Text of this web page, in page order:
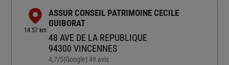
14.57 km
ASSUR CONSEIL PATRIMOINE CECILE
GUIBORAT
48 AVE DE LA REPUBLIQUE
94300 VINCENNES
4,7/5Note de 4.7 sur 5
(Google) 49 avis